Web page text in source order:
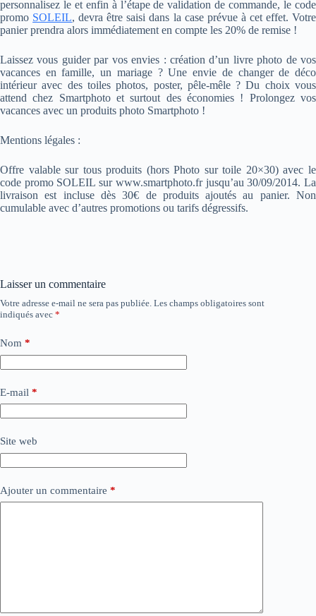
personnalisez le et enfin à l’étape de validation de commande, le code
promo SOLEIL, devra être saisi dans la case prévue à cet effet. Votre
panier prendra alors immédiatement en compte les 20% de remise !
Laissez vous guider par vos envies : création d’un livre photo de vos
vacances en famille, un mariage ? Une envie de changer de déco
intérieur avec des toiles photos, poster, pêle-mêle ? Du choix vous
attend chez Smartphoto et surtout des économies ! Prolongez vos
vacances avec un produits photo Smartphoto !
Mentions légales :
Offre valable sur tous produits (hors Photo sur toile 20×30) avec le
code promo SOLEIL sur www.smartphoto.fr jusqu’au 30/09/2014. La
livraison est incluse dès 30€ de produits ajoutés au panier. Non
cumulable avec d’autres promotions ou tarifs dégressifs.
Laisser un commentaire
Votre adresse e-mail ne sera pas publiée. Les champs obligatoires sont
indiqués avec *
Nom *
E-mail *
Site web
Ajouter un commentaire *